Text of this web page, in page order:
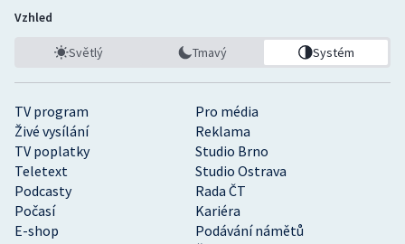
TV program
Pro média
Živé vysílání
Reklama
TV poplatky
Studio Brno
Teletext
Studio Ostrava
Podcasty
Rada ČT
Počasí
Kariéra
E-shop
Podávání námětů
Vzhled
Světlý Tmavý Systém